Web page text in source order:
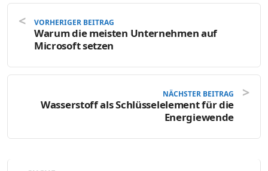
VORHERIGER BEITRAG
Warum die meisten Unternehmen auf
Microsoft setzen
NÄCHSTER BEITRAG
Wasserstoff als Schlüsselelement für die
Energiewende